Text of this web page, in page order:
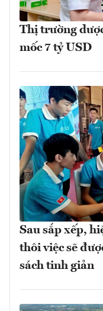
Thị trường
mốc 7 tỷ USD
Sau sắp xếp,
thôi việc sẽ
sách tinh giản